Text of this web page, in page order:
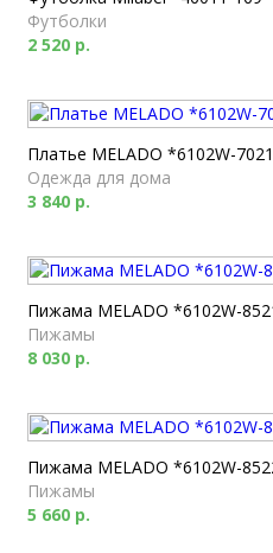
Футболки
2 520 р.
Платье MELADO *6102W-
Одежда для дома
3 840 р.
Пижама MELADO *6102W-
Пижамы
8 030 р.
Пижама MELADO *6102W-
Пижамы
5 660 р.